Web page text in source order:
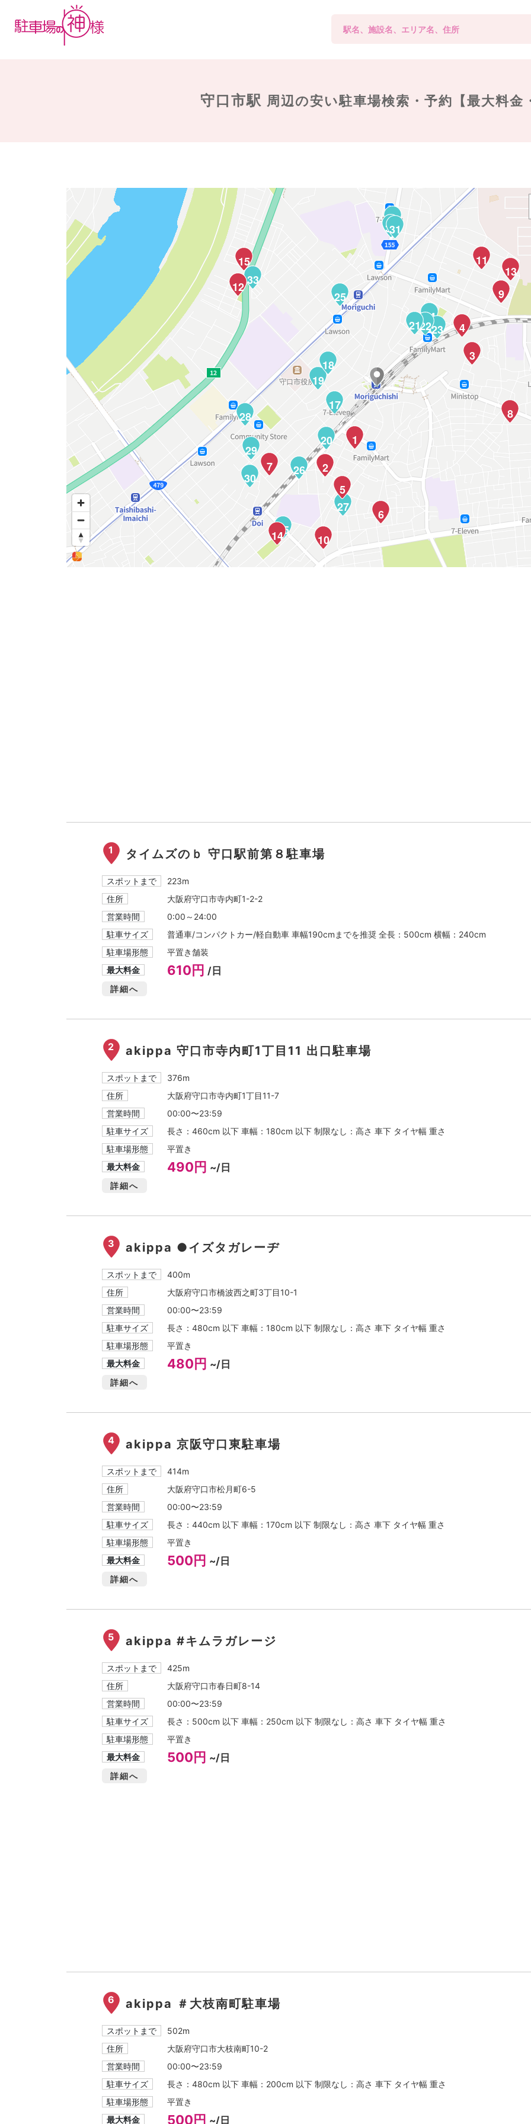
守口市駅 周辺の安い駐車場検索・予約【最大料金
35
34
33
32
31
30
29
28
27
26
25
24
23
22
21
20
19
18
17
15
14
13
12
11
10
9
8
7
6
5
4
3
2
1
1 タイムズのｂ 守口駅前第８駐車場
スポットまで
223m
住所
大阪府守口市寺内町1-2-2
営業時間
0:00～24:00
駐車サイズ
普通車/コンパクトカー/軽自動車 車幅190cmまでを推奨 全長：500cm 横幅：240cm
駐車場形態
平置き舗装
最大料金
610円 /日
詳細へ
2 akippa 守口市寺内町1丁目11 出口駐車場
スポットまで
376m
住所
大阪府守口市寺内町1丁目11-7
営業時間
00:00〜23:59
駐車サイズ
長さ：460cm 以下 車幅：180cm 以下 制限なし：高さ 車下 タイヤ幅 重さ
駐車場形態
平置き
最大料金
490円 ~/日
詳細へ
3 akippa ●イズタガレーヂ
スポットまで
400m
住所
大阪府守口市橋波西之町3丁目10-1
営業時間
00:00〜23:59
駐車サイズ
長さ：480cm 以下 車幅：180cm 以下 制限なし：高さ 車下 タイヤ幅 重さ
駐車場形態
平置き
最大料金
480円 ~/日
詳細へ
4 akippa 京阪守口東駐車場
スポットまで
414m
住所
大阪府守口市松月町6-5
営業時間
00:00〜23:59
駐車サイズ
長さ：440cm 以下 車幅：170cm 以下 制限なし：高さ 車下 タイヤ幅 重さ
駐車場形態
平置き
最大料金
500円 ~/日
詳細へ
5 akippa #キムラガレージ
スポットまで
425m
住所
大阪府守口市春日町8-14
営業時間
00:00〜23:59
駐車サイズ
長さ：500cm 以下 車幅：250cm 以下 制限なし：高さ 車下 タイヤ幅 重さ
駐車場形態
平置き
最大料金
500円 ~/日
詳細へ
6 akippa ＃大枝南町駐車場
スポットまで
502m
住所
大阪府守口市大枝南町10-2
営業時間
00:00〜23:59
駐車サイズ
長さ：480cm 以下 車幅：200cm 以下 制限なし：高さ 車下 タイヤ幅 重さ
駐車場形態
平置き
最大料金
500円 ~/日